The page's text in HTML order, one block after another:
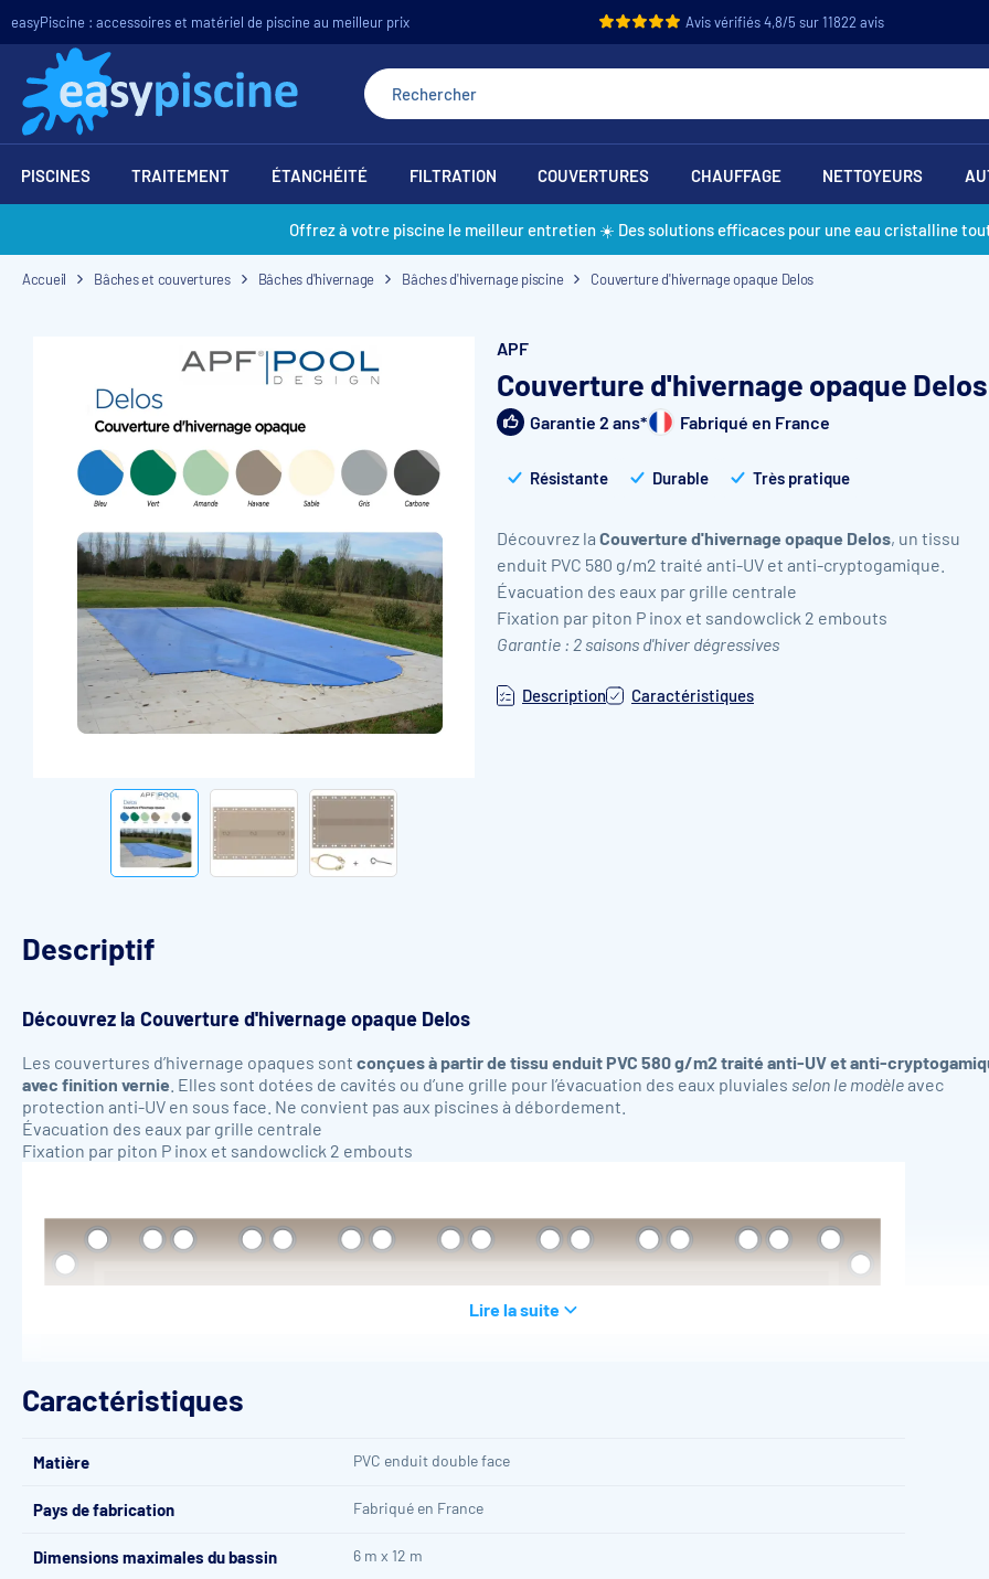
easyPiscine : accessoires et matériel de piscine au meilleur prix Avis vérifiés 4,8/5 sur 11822 avis
PISCINES TRAITEMENT ÉTANCHÉITÉ FILTRATION COUVERTURES CHAUFFAGE NETTOYEURS
Offrez à votre piscine le meilleur entretien ☀️ Des solutions efficaces pour une eau cristalline
Accueil Bâches et couvertures Bâches d'hivernage Bâches d'hivernage piscine Couverture d'hivernage opaque Delos
APF
Couverture d'hivernage opaque Delos
Garantie 2 ans* Fabriqué en France
Résistante Durable Très pratique
Découvrez la Couverture d'hivernage opaque Delos, un tissu
enduit PVC 580 g/m2 traité anti-UV et anti-cryptogamique.
Évacuation des eaux par grille centrale
Fixation par piton P inox et sandowclick 2 embouts
Garantie : 2 saisons d'hiver dégressives
Description Caractéristiques
Descriptif
Découvrez la Couverture d'hivernage opaque Delos
Les couvertures d’hivernage opaques sont conçues à partir de tissu enduit PVC 580 g/m2 traité anti-UV et anti-
avec finition vernie . Elles sont dotées de cavités ou d’une grille pour l’évacuation des eaux pluviales selon le modèleavec
protection anti-UV en sous face. Ne convient pas aux piscines à débordement.
Évacuation des eaux par grille centrale
Fixation par piton P inox et sandowclick 2 embouts
Lire la suite
Caractéristiques
Matière PVC enduit double face
Pays de fabrication Fabriqué en France
Dimensions maximales du bassin 6 m x 12 m